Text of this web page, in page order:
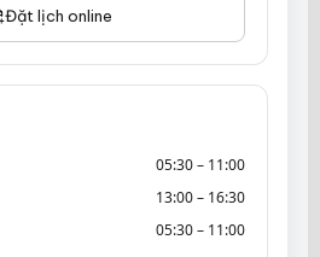
Đặt lịch online
05:30 – 11:00
13:00 – 16:30
05:30 – 11:00